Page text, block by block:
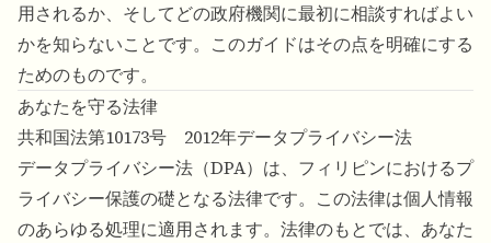
用されるか、そしてどの政府機関に最初に相談すればよい
かを知らないことです。このガイドはその点を明確にする
ためのものです。
あなたを守る法律
共和国法第10173号 2012年データプライバシー法
データプライバシー法（DPA）は、フィリピンにおけるプ
ライバシー保護の礎となる法律です。この法律は個人情報
のあらゆる処理に適用されます。法律のもとでは、あなた